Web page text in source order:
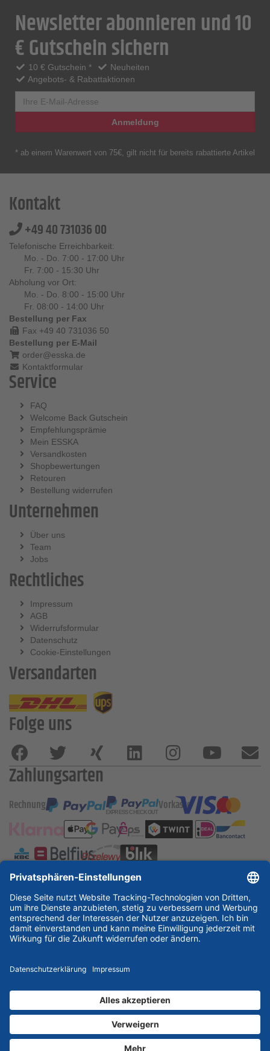
Newsletter abonnieren und 10
€ Gutschein sichern
10 € Gutschein *
Neuheiten
Angebots- & Rabattaktionen
Anmeldung
* ab einem Warenwert von 75€, gilt nicht für bereits rabattierte Artikel
Kontakt
+49 40 731036 00
Telefonische Erreichbarkeit:
Mo. - Do. 7:00 - 17:00 Uhr
Fr. 7:00 - 15:30 Uhr
Abholung vor Ort:
Mo. - Do. 8:00 - 15:00 Uhr
Fr. 08:00 - 14:00 Uhr
Bestellung per Fax
Fax +49 40 731036 50
Bestellung per E-Mail
order@esska.de
Kontaktformular
Service
FAQ
Welcome Back Gutschein
Empfehlungsprämie
Mein ESSKA
Versandkosten
Shopbewertungen
Retouren
Bestellung widerrufen
Unternehmen
Über uns
Team
Jobs
Rechtliches
Impressum
AGB
Widerrufsformular
Datenschutz
Cookie-Einstellungen
Versandarten
Folge uns
Zahlungsarten
Rechnung Vorkasse
ESSKA International
new
new new